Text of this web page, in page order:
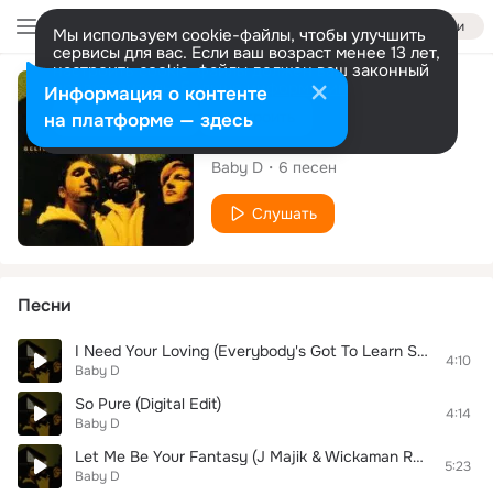
Войти
Мы используем cookie-файлы, чтобы улучшить
сервисы для вас. Если ваш возраст менее 13 лет,
настроить cookie-файлы должен ваш законный
представитель. Больше информации
Разрешить все Настроить
Альбом
So Pure
Baby D 6 песен
Слушать
Песни
I Need Your Loving (Everybody's Got To Learn Sometime) (Radio Edit)
Baby D
4:10
So Pure (Digital Edit)
Baby D
4:14
Let Me Be Your Fantasy (J Majik & Wickaman Remix)
Baby D
5:23
Информация о контенте
на платформе — здесь